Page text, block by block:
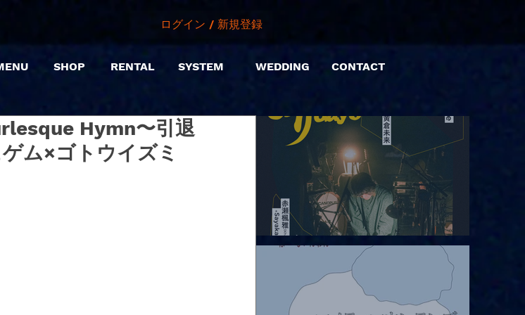
SHOP
ログイン / 新規登録
RENTAL SYSTEM WEDDING CONTACT
Hymn〜引退
ム×ゴトウイズミ
2026.08.06 |【観覧】hamachiまつり2026２days-月見ル君想フ編